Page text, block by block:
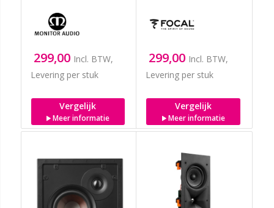
299,00 Incl. BTW,
Levering per stuk
Vergelijk
Meer informatie
299,00 Incl. BTW,
Levering per stuk
Vergelijk
Meer informatie